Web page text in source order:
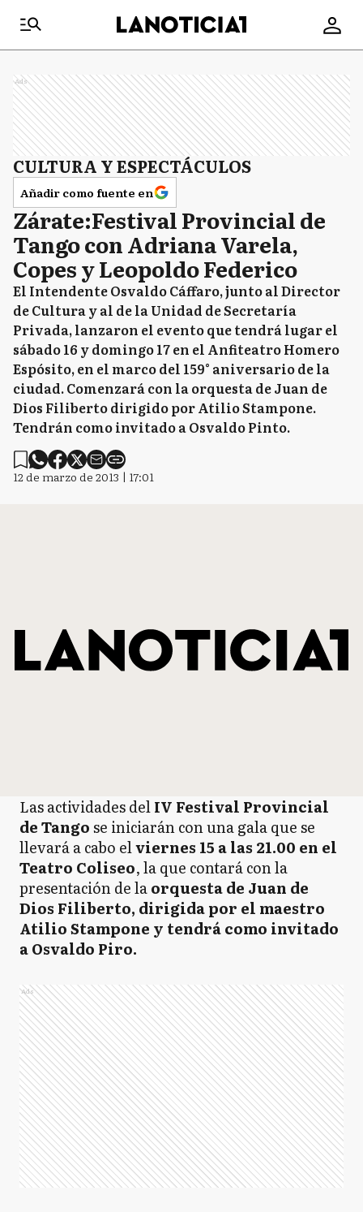
Ads
CULTURA Y ESPECTÁCULOS
Añadir como fuente en
Zárate:Festival Provincial de
Tango con Adriana Varela,
Copes y Leopoldo Federico
El Intendente Osvaldo Cáffaro, junto al Director
de Cultura y al de la Unidad de Secretaría
Privada, lanzaron el evento que tendrá lugar el
sábado 16 y domingo 17 en el Anfiteatro Homero
Espósito, en el marco del 159° aniversario de la
ciudad. Comenzará con la orquesta de Juan de
Dios Filiberto dirigido por Atilio Stampone.
Tendrán como invitado a Osvaldo Pinto.
12 de marzo de 2013 | 17:01
Las actividades delIV Festival Provincial
de Tangose iniciarán con una gala que se
llevará a cabo elviernes 15 a las 21.00 en el
Teatro Coliseo, la que contará con la
presentación de laorquesta de Juan de
Dios Filiberto, dirigida por el maestro
Atilio Stampone y tendrá como invitado
a Osvaldo Piro.
Ads